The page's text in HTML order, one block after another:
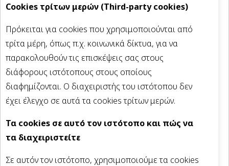
Cookies τρίτων μερών (Third-party cookies)
Πρόκειται για cookies που χρησιμοποιούνται από
τρίτα μέρη, όπως π.χ. κοινωνικά δίκτυα, για να
παρακολουθούν τις επισκέψεις σας στους
διάφορους ιστότοπους στους οποίους
διαφημίζονται. Ο διαχειριστής του ιστότοπου δεν
έχει έλεγχο σε αυτά τα cookies τρίτων μερών.
Τα cookies σε αυτό τον ιστότοπο και πώς να
τα διαχειριστείτε
Σε αυτόν τον ιστότοπο, χρησιμοποιούμε τα cookies